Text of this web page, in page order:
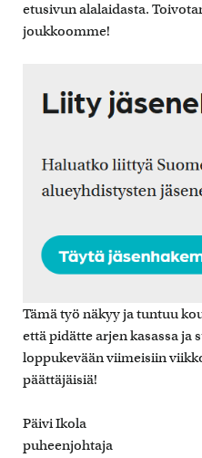
etusivun alalaidasta.
joukkoomme!
Tämä työ näkyy ja tuntuu
että pidätte arjen kasassa ja
loppukevään viimeisiin
päättäjäisiä!
Päivi Ikola
puheenjohtaja